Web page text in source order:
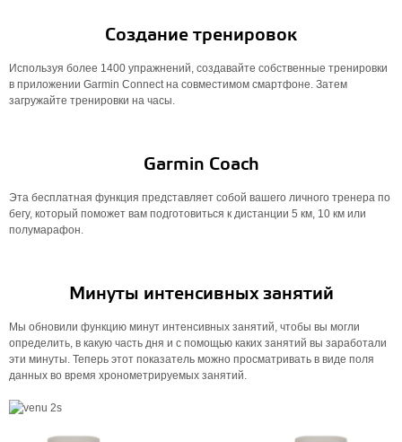
Создание тренировок
Используя более 1400 упражнений, создавайте собственные тренировки
в приложении Garmin Connect на совместимом смартфоне. Затем
загружайте тренировки на часы.
Garmin Coach
Эта бесплатная функция представляет собой вашего личного тренера по
бегу, который поможет вам подготовиться к дистанции 5 км, 10 км или
полумарафон.
Минуты интенсивных занятий
Мы обновили функцию минут интенсивных занятий, чтобы вы могли
определить, в какую часть дня и с помощью каких занятий вы заработали
эти минуты. Теперь этот показатель можно просматривать в виде поля
данных во время хронометрируемых занятий.